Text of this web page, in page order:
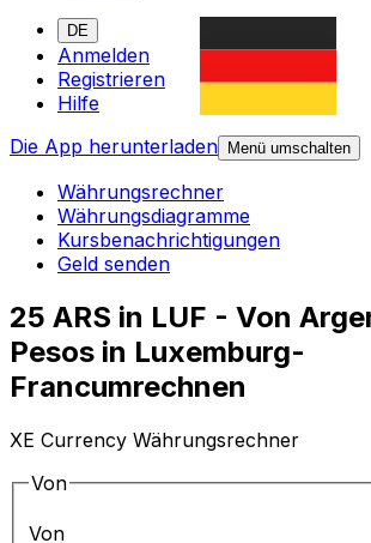
DE
Anmelden
Registrieren
Hilfe
Die App herunterladen
Menü umschalten
Währungsrechner
Währungsdiagramme
Kursbenachrichtigungen
Geld senden
25 ARS in LUF - Von
Pesos in Luxemburg-
Francumrechnen
XE Currency Währungsrechner
Von
Von